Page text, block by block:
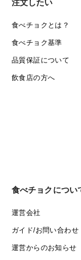
注文したい
食べチョクとは？
食べチョク基準
品質保証について
飲食店の方へ
食べチョクについ
運営会社
ガイド/お問い合わせ
運営からのお知らせ